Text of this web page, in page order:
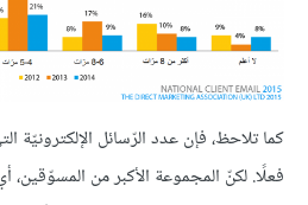
كما تلاحظ، فإن عدد الرّسائل الإلكترونيّة